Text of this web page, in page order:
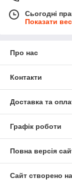
Сьогодні
Показати
Про нас
Контакти
Доставка та
Графік роботи
Повна версія
Сайт створено